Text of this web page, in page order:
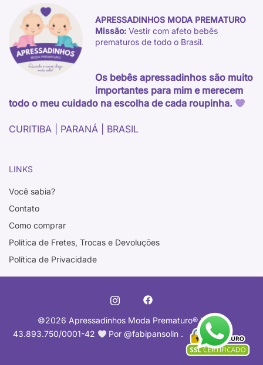
APRESSADINHOS MODA PREMATURO
Missão: Vestir com afeto bebês
prematuros de todo o Brasil.
Os bebês apressadinhos são muito
importantes para mim e merecem
todo o meu cuidado na escolha de cada roupinha.
CURITIBA | PARANÁ | BRASIL
LINKS
Você sabia?
Contato
Como comprar
Política de Fretes, Trocas e Devoluções
Política de Privacidade
©2026 Apressadinhos Moda Prematuro®️l CNPJ
43.893.750/0001-42
Por @fabipansolin .